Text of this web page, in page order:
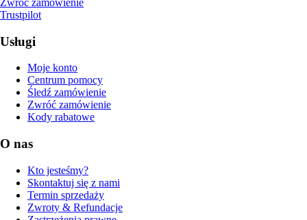
Zwróć zamówienie
Trustpilot
Usługi
Moje konto
Centrum pomocy
Śledź zamówienie
Zwróć zamówienie
Kody rabatowe
O nas
Kto jesteśmy?
Skontaktuj się z nami
Termin sprzedaży
Zwroty & Refundacje